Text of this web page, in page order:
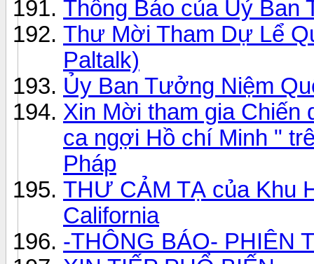
Thông Báo của Uỷ Ban
Thư Mời Tham Dự Lể
Paltalk)
Ủy Ban Tưởng Niệm
Xin Mời tham gia Chiến
ca ngợi Hồ chí Minh "
Pháp
THƯ CẢM TẠ của Khu
California
-THÔNG BÁO- PHIÊN